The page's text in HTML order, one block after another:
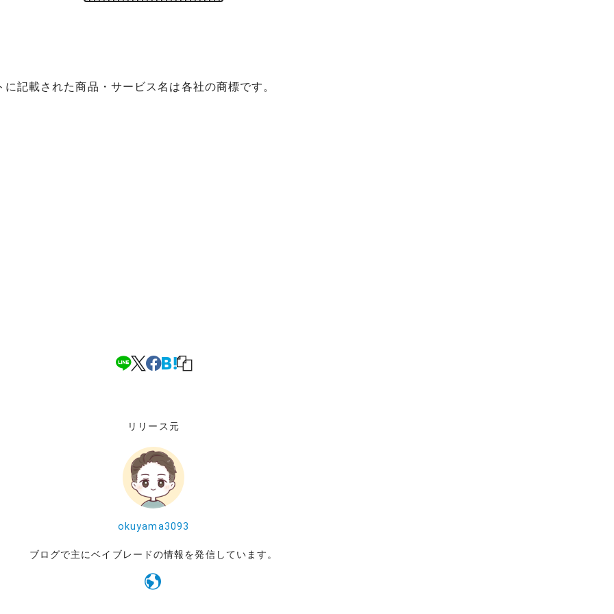
に記載された商品・サービス名は各社の商標です。
リリース元
okuyama3093
ブログで主にベイブレードの情報を発信しています。